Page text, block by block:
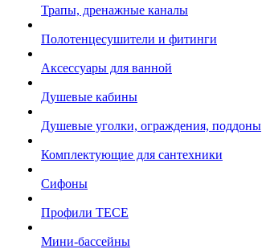
Трапы, дренажные каналы
Полотенцесушители и фитинги
Аксессуары для ванной
Душевые кабины
Душевые уголки, ограждения, поддоны
Комплектующие для сантехники
Сифоны
Профили TECE
Мини-бассейны